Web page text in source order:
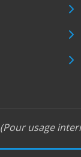
(Pour usage